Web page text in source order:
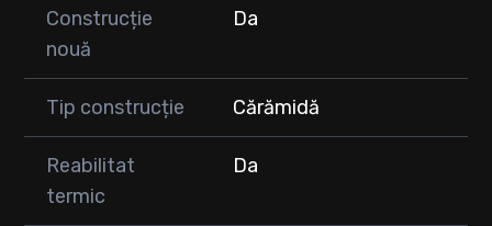
Construcție
nouă
Da
Tip construcție Cărămidă
Reabilitat
termic
Da